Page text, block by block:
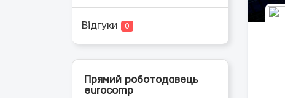
Відгуки 0
Прямий роботодавець
eurocomp